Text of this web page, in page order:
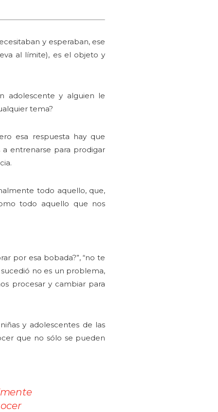
y esperaban, ese
al límite), es el objeto y
adolescente y alguien le
tema?
esa respuesta hay que
a entrenarse para prodigar
todo aquello, que,
todo aquello que nos
por esa bobada?”, “no te
sucedió no es un problema,
procesar y cambiar para
y adolescentes de las
que no sólo se pueden